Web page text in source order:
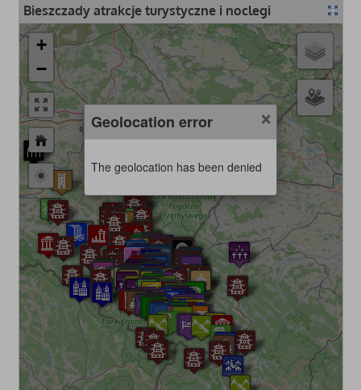
Bieszczady atrakcje turystyczne i noclegi
+
−
×
Geolocation error
The geolocation has been denied